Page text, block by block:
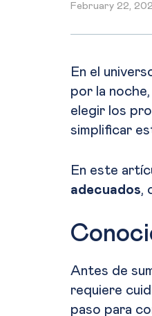
February 22,
En el
por la
elegir los
simplificar
En este
adecuados,
Antes de
requiere
paso para